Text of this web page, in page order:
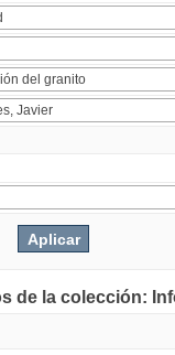
de la colección: